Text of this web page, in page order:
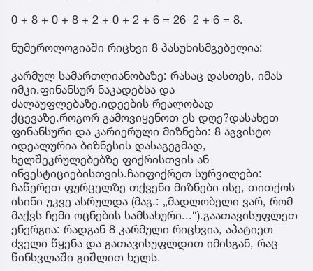
0 + 8 + 0 + 8 + 2 + 0 + 2 + 6 = 26 2 + 6 = 8.
ნუმეროლოგიაში რიცხვი 8 პასუხისმგებელია:
კარმულ სამართლიანობაზე: რასაც დასთეს, იმას
იმკი.ფინანსურ ნაკადებსა და
ძალაუფლებაზე.იდეების რეალობად
ქცევაზე.როგორ გამოვიყენოთ ეს დღე?დასახეთ
ფინანსური და კარიერული მიზნები: 8 აგვისტო
იდეალურია ბიზნესის დასაგეგმად,
ხელშეკრულებებზე ფიქრისთვის ან
ინვესტიციებისთვის.ჩაიფიქრეთ სურვილები:
ჩაწერეთ ფურცელზე თქვენი მიზნები ისე, თითქოს
ისინი უკვე ასრულდა (მაგ.: „მადლობელი ვარ, რომ
მაქვს ჩემი ოცნების სამსახური...“).გაათავისუფლეთ
ენერგია: რადგან 8 კარმული რიცხვია, აპატიეთ
ძველი წყენა და გათავისუფლდით იმისგან, რაც
წინსვლაში გიშლით ხელს.